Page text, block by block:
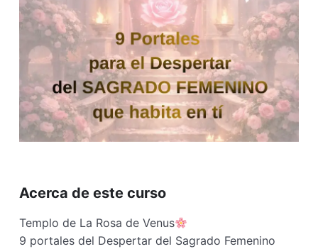
Acerca de este curso
Templo de La Rosa de Venus
9 portales del Despertar del Sagrado Femenino